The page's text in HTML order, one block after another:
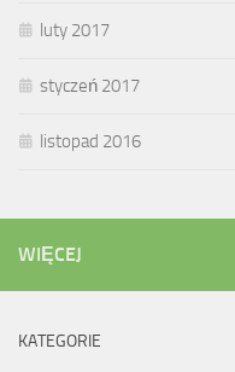
luty 2017
styczeń 2017
listopad 2016
WIĘCEJ
KATEGORIE